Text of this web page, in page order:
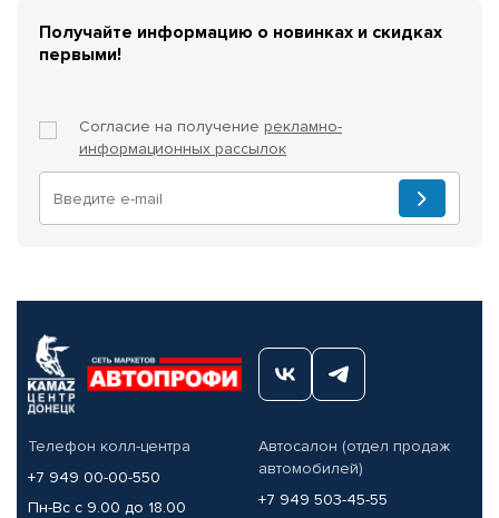
Получайте информацию о новинках и скидках
первыми!
Согласие на получение рекламно-
информационных рассылок
Телефон колл-центра
+7 949 00-00-550
Пн-Вс с 9.00 до 18.00
Автосалон (отдел продаж
автомобилей)
+7 949 503-45-55